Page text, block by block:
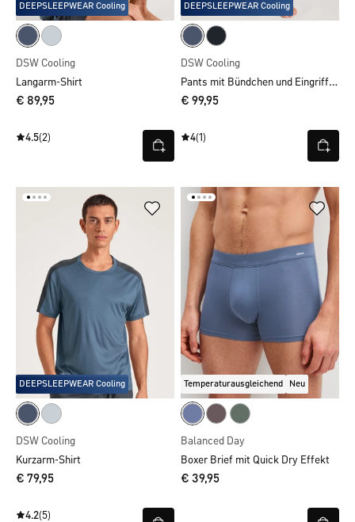
DEEPSLEEPWEAR Cooling
DSW Cooling
Langarm-Shirt
€ 89,95
4.5(2)
DEEPSLEEPWEAR Cooling
DSW Cooling
Pants mit Bündchen und Eingrifftaschen
€ 99,95
4(1)
DEEPSLEEPWEAR Cooling
DSW Cooling
Kurzarm-Shirt
€ 79,95
4.2(5)
Temperaturausgleichend Neu
Balanced Day
Boxer Brief mit Quick Dry Effekt
€ 39,95